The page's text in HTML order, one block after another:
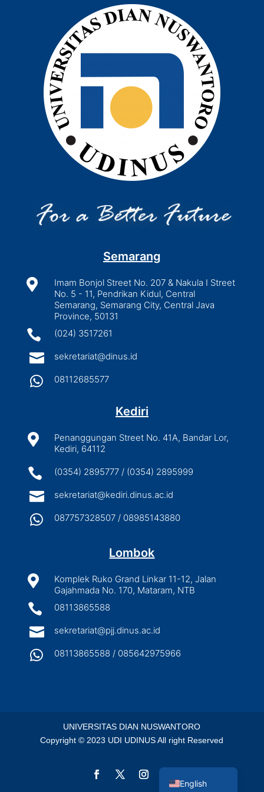
Semarang

Imam Bonjol Street No. 207 & Nakula I Street
No. 5 - 11, Pendrikan Kidul, Central
Semarang, Semarang City, Central Java
Province, 50131
 (024) 3517261
 sekretariat@dinus.id
 08112685577
Kediri

Penanggungan Street No. 41A, Bandar Lor,
Kediri, 64112
 (0354) 2895777 / (0354) 2895999
 sekretariat@kediri.dinus.ac.id
 087757328507 / 08985143880
Lombok

Komplek Ruko Grand Linkar 11-12, Jalan
Gajahmada No. 170, Mataram, NTB
 08113865588
 sekretariat@pjj.dinus.ac.id
 08113865588 / 085642975966
UNIVERSITAS DIAN NUSWANTORO
Copyright © 2023 UDI UDINUS All right Reserved
English